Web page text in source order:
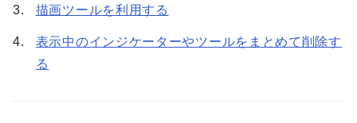
描画ツールを利用する
表示中のインジケーターやツールをまとめて削除す
る